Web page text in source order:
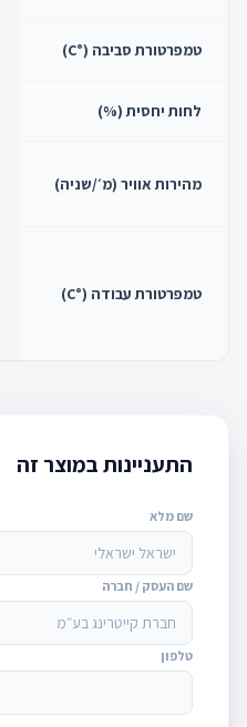
טמפרטורת סביבה (°C)
לחות יחסית (%)
מהירות אוויר (מ׳/שניה)
טמפרטורת עבודה (°C)
התעניינות במוצר זה
שם מלא
שם העסק / חברה
טלפון